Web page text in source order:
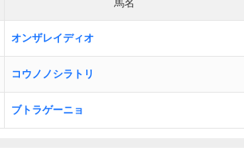
馬名
オンザレイディオ
コウノノシラトリ
ブトラゲーニョ